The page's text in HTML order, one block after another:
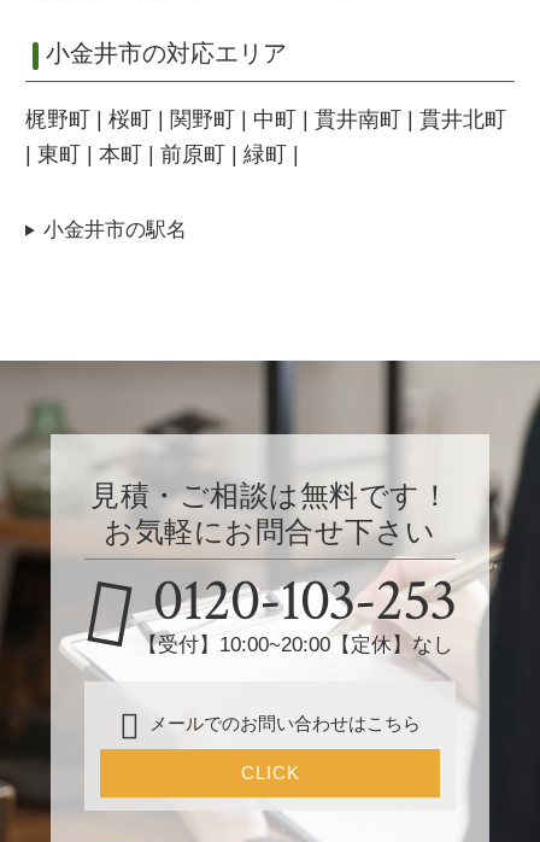
小金井市の対応エリア
梶野町 | 桜町 | 関野町 | 中町 | 貫井南町 | 貫井北町
| 東町 | 本町 | 前原町 | 緑町 |
小金井市の駅名
見積・ご相談は無料です！
お気軽にお問合せ下さい
0120-103-253
【受付】10:00~20:00【定休】なし
メールでのお問い合わせはこちら
CLICK